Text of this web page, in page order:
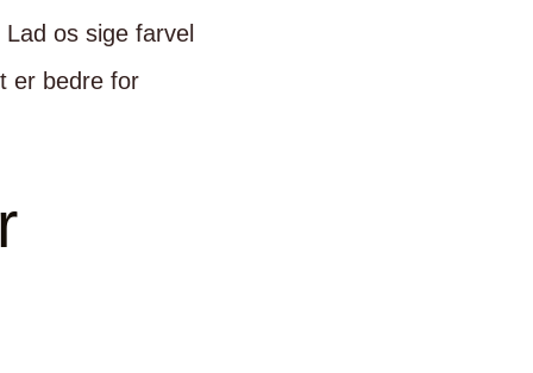
os sige farvel
er bedre for